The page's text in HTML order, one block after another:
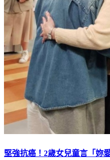
堅強抗癌！2歲女兒童言「